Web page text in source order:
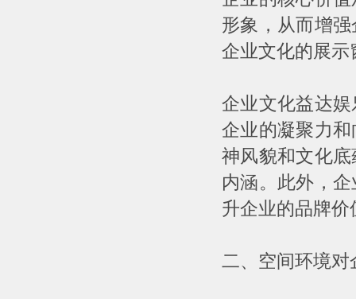
形象，从而增
企业文化的展
企业文化益达
企业的凝聚力
神风貌和文化
内涵。此外，
升企业的品牌
二、空间环境